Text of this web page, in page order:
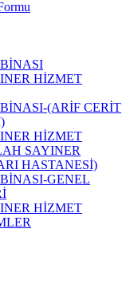
HİZMET
(ARİF CERİT
HİZMET
SAYINER
HASTANESİ)
GENEL
HİZMET